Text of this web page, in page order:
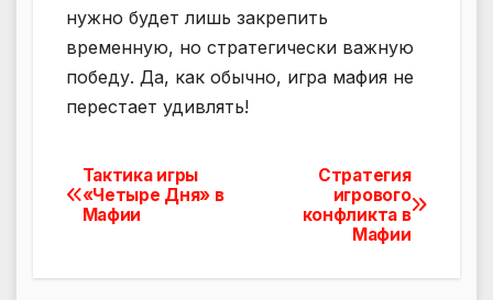
нужно будет лишь закрепить
временную, но стратегически важную
победу. Да, как обычно, игра мафия не
перестает удивлять!
Навигация
по
записям
Стратегия
игрового
конфликта в
Мафии
Тактика игры
«Четыре Дня» в
Мафии